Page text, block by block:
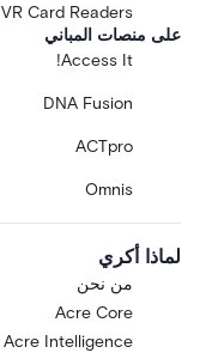
VR Card Readers
على منصات المباني
Access It!
DNA Fusion
ACTpro
Omnis
لماذا أكري
من نحن
Acre Core
Acre Intelligence